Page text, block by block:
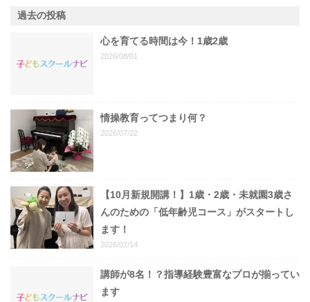
過去の投稿
心を育てる時間は今！1歳2歳
2026/08/01
情操教育ってつまり何？
2026/07/22
【10月新規開講！】1歳・2歳・未就園3歳さ
んのための「低年齢児コース」がスタートし
ます！
2026/07/14
講師が8名！？指導経験豊富なプロが揃ってい
ます